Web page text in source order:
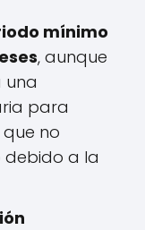
mínimo
, aunque
una
para
no
debido a la